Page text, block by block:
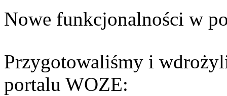
Nowe funkcjonalności w
Przygotowaliśmy i
portalu WOZE: